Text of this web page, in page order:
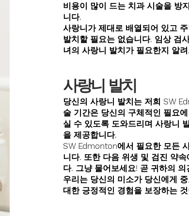
비용이 많이 드는 치과 시술을 방
니다.
사랑니가 제대로 배열되어 있고
발치할 필요는 없습니다. 임상 검
녀의 사랑니 발치가 필요한지 알
사랑니 발치
당신의 사랑니 발치는 저희 SW
술 기간은 당신의 구체적인 필요
실 수 있도록 도와드리며 사랑니
을 제공합니다.
SW Edmonton에서 필요한 모든
니다. 또한 다음 위생 및 검진 약
다. 그냥 물어보세요! 곧 귀하의
우리는 당신의 미소가 당신에게
대한 긍정적인 경험을 보장하는